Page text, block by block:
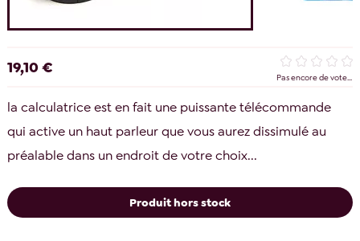
19,10 €
Pas encore de vote...
la calculatrice est en fait une puissante télécommande
qui active un haut parleur que vous aurez dissimulé au
préalable dans un endroit de votre choix...
Produit hors stock